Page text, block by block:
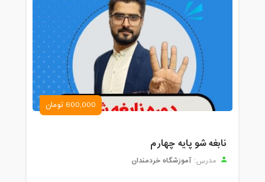
600,000 تومان
نابغه شو پایه چهارم
مدرس: آموزشگاه خردمندان